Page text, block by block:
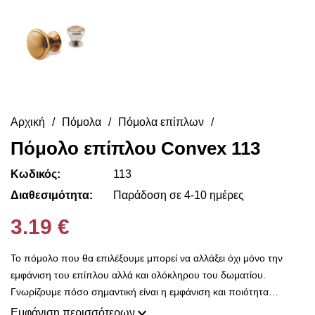
Αρχική Πόμολα Πόμολα επίπλων
Πόμολο επίπλου Convex 113
Κωδικός:
113
Διαθεσιμότητα:
Παράδοση σε 4-10 ημέρες
3.19 €
Το πόμολο που θα επιλέξουμε μπορεί να αλλάξει όχι μόνο την
εμφάνιση του επίπλου αλλά και ολόκληρου του δωματίου.
Γνωρίζουμε πόσο σημαντική είναι η εμφάνιση και ποιότητα
κατασκευής για σας και είναι ο λόγος που εδώ στο Decorama
Εμφάνιση περισσότερων